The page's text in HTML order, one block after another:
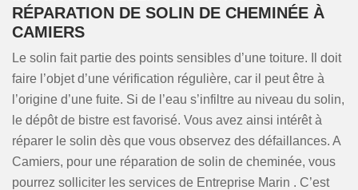
RÉPARATION DE SOLIN DE CHEMINÉE À
CAMIERS
Le solin fait partie des points sensibles d’une toiture. Il doit
faire l’objet d’une vérification régulière, car il peut être à
l’origine d’une fuite. Si de l’eau s’infiltre au niveau du solin,
le dépôt de bistre est favorisé. Vous avez ainsi intérêt à
réparer le solin dès que vous observez des défaillances. A
Camiers, pour une réparation de solin de cheminée, vous
pourrez solliciter les services de Entreprise Marin . C’est